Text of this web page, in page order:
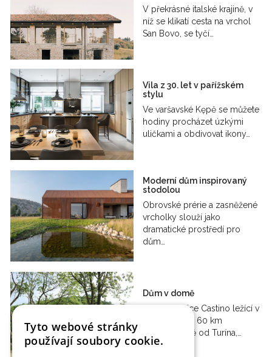
V překrásné italské krajině, v
níž se klikatí cesta na vrchol
San Bovo, se tyčí…
Vila z 30. let v pařížském
stylu
Ve varšavské Kępě se můžete
hodiny procházet úzkými
uličkami a obdivovat ikony…
Moderní dům inspirovaný
stodolou
Obrovské prérie a zasněžené
vrcholky slouží jako
dramatické prostředí pro
dům…
Dům v domě
Italská vesnice Castino ležící v
Piemontu, asi 60 km
jihovýchodně od Turína,…
Tyto webové stránky
používají soubory cookie.